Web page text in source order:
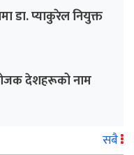
डा. प्याकुरेल नियुक्त
देशहरूको नाम
सबै